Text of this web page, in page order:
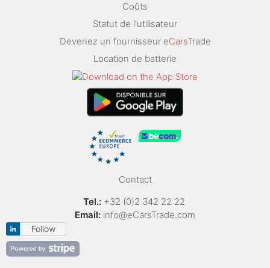
Coûts
Statut de l'utilisateur
Devenez un fournisseur eCarsTrade
Location de batterie
Contact
Tel.: +32 (0)2 342 22 22
Email: info@eCarsTrade.com
Follow